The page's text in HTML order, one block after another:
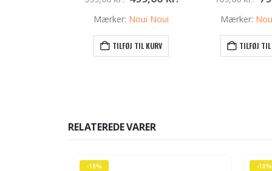
oprindelige
pris
599,00 kr.. 499,00 kr..
Mærker: Noui Noui
TILFØJ TIL KURV
Mærker:
TILFØJ TIL
RELATEREDE VARER
-18% -18%